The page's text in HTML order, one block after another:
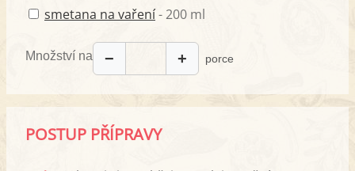
smetana na vaření- 200 ml
Množství na − + porce
POSTUP PŘÍPRAVY